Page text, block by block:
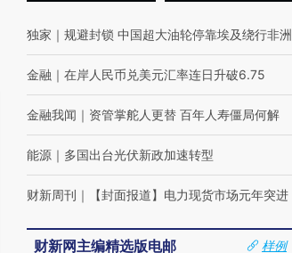
独家 ｜ 规避封锁 中国超大油轮停靠埃及绕行非洲
金融 ｜ 在岸人民币兑美元汇率连日升破6.75
金融我闻 ｜ 资管掌舵人更替 百年人寿僵局何解
能源 ｜ 多国出台光伏新政加速转型
财新周刊 ｜ 【封面报道】电力现货市场元年突进
财新网主编精选版电邮
样例